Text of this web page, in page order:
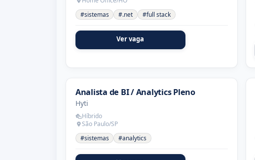
#sistemas
#.net #full stack
Ver vaga
Analista de BI / Analytics Pleno
Hyti
Híbrido
São Paulo/SP
#sistemas
#analytics